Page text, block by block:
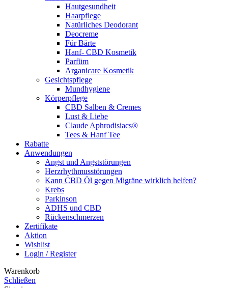
Hautgesundheit
Haarpflege
Natürliches Deodorant
Deocreme
Für Bärte
Hanf- CBD Kosmetik
Parfüm
Arganicare Kosmetik
Gesichtspflege
Mundhygiene
Körperpflege
CBD Salben & Cremes
Lust & Liebe
Claude Aphrodisiacs®
Tees & Hanf Tee
Rabatte
Anwendungen
Angst und Angststörungen
Herzrhythmusstörungen
Kann CBD Öl gegen Migräne wirklich helfen?
Krebs
Parkinson
ADHS und CBD
Rückenschmerzen
Zertifikate
Aktion
Wishlist
Login / Register
Warenkorb
Schließen